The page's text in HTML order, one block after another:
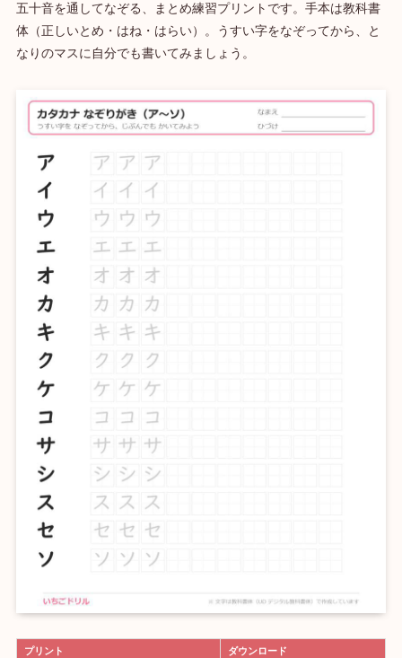
五十音を通してなぞる、まとめ練習プリントです。手本は教科書
体（正しいとめ・はね・はらい）。うすい字をなぞってから、と
なりのマスに自分でも書いてみましょう。
プリント ダウンロード